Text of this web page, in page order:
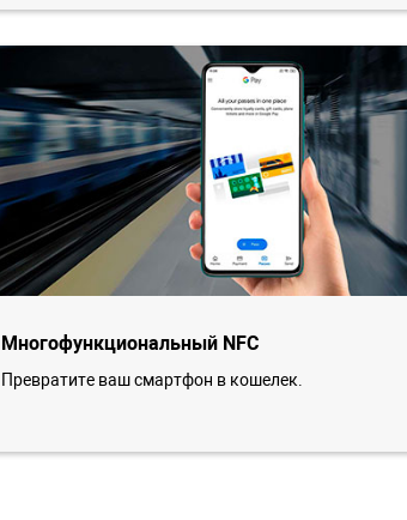
Многофункциональный NFC
Превратите ваш смартфон в кошелек.